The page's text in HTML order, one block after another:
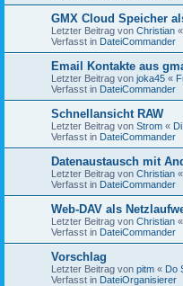
GMX Cloud Speicher
Letzter Beitrag von Christian «
Verfasst in DateiCommander
Email Kontakte aus
Letzter Beitrag von joka45 «
Verfasst in DateiCommander
Schnellansicht RAW
Letzter Beitrag von Strom «
Verfasst in DateiCommander
Datenaustausch mit
Letzter Beitrag von Christian «
Verfasst in DateiCommander
Web-DAV als
Letzter Beitrag von Christian «
Verfasst in DateiCommander
Vorschlag
Letzter Beitrag von pitm « Do
Verfasst in DateiOrganisierer